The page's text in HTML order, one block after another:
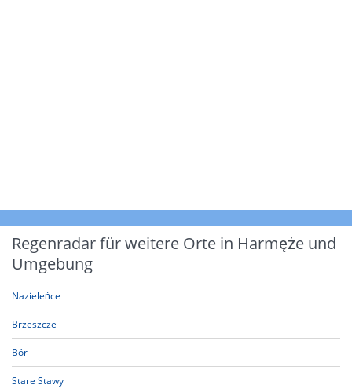
Regenradar für weitere Orte in Harmęże und
Umgebung
Nazieleńce
Brzeszcze
Bór
Stare Stawy